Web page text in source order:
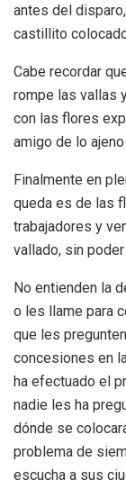
antes del
castillito
Cabe recordar
rompe las vallas
con las flores
amigo de lo
Finalmente en
queda es de las
trabajadores y
vallado, sin
No entienden la
o les llame para
que les
concesiones en
ha efectuado el
nadie les ha
dónde se
problema de
escucha a sus